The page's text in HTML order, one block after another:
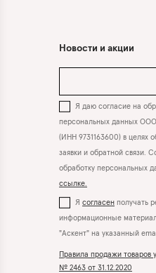
Новости и акции
Я даю согласие на
персональных данных
(ИНН 9731163600) в целях
заявки и обратной связи.
обработку персональных
ссылке.
Я согласен получать
информационные
"Аскент" на указанный
Правила продажи
№ 2463 от 31.12.2020